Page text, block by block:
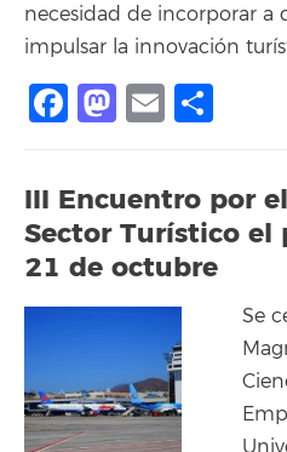
necesidad de incorporar a
impulsar la innovación
Facebook
Mastodon
Email
III Encuentro por
Sector Turístico el
21 de octubre
Se